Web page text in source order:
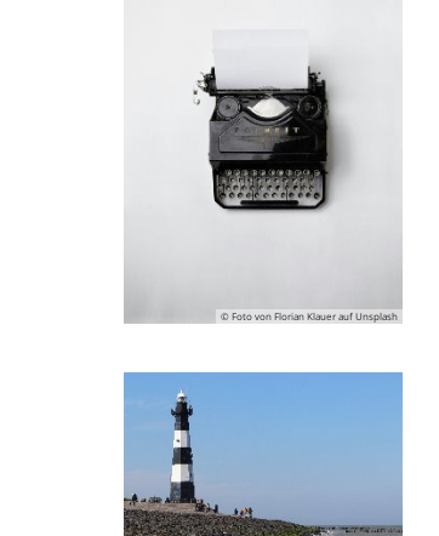
© Foto von Florian Klauer auf Unsplash